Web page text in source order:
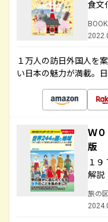
食文
１万人の訪日外国人を
い日本の魅力が満載。
Ｗ
版
１
解説
旅の